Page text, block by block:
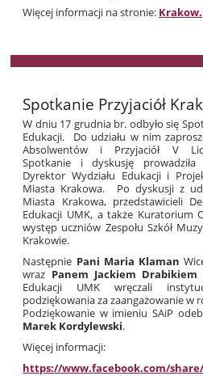
Więcej informacji na stronie:
Spotkanie Przyjaciół
W dniu 17 grudnia br. odbyło się
Edukacji. Do udziału w nim
Absolwentów i Przyjaciół V
Spotkanie i dyskusję prowadziła
Dyrektor Wydziału Edukacji i
Miasta Krakowa. Po dyskusji z
Miasta Krakowa, przedstawicieli
Edukacji UMK, a także Kuratorium
występ uczniów Zespołu Szkół
Krakowie.
Następnie Pani Maria Klaman
wraz Panem Jackiem Drabikiem
Edukacji UMK wręczali
podziękowania za zaangażowanie w
Podziękowanie w imieniu SAiP
Marek Kordylewski.
Więcej informacji:
https://www.facebook.com/share/